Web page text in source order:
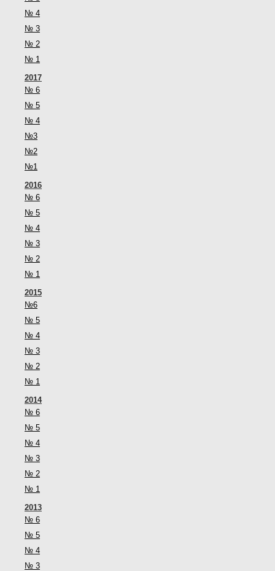
№ 4
№ 3
№ 2
№ 1
2017
№ 6
№ 5
№ 4
№3
№2
№1
2016
№ 6
№ 5
№ 4
№ 3
№ 2
№ 1
2015
№6
№ 5
№ 4
№ 3
№ 2
№ 1
2014
№ 6
№ 5
№ 4
№ 3
№ 2
№ 1
2013
№ 6
№ 5
№ 4
№ 3